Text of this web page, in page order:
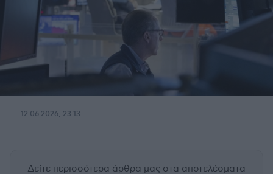
12.06.2026, 23:13
Δείτε περισσότερα άρθρα μας στα αποτελέσματα